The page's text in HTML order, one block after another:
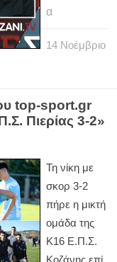
α
14 Νοέμβριο
top-sport.gr
Πιερίας 3-2»
Τη νίκη με
σκορ 3-2
πήρε η μικτή
ομάδα της
Κ16 Ε.Π.Σ.
Κοζάνης επί